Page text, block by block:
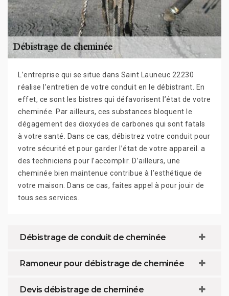
L’entreprise qui se situe dans Saint Launeuc 22230
réalise l’entretien de votre conduit en le débistrant. En
effet, ce sont les bistres qui défavorisent l’état de votre
cheminée. Par ailleurs, ces substances bloquent le
dégagement des dioxydes de carbones qui sont fatals
à votre santé. Dans ce cas, débistrez votre conduit pour
votre sécurité et pour garder l’état de votre appareil. a
des techniciens pour l’accomplir. D’ailleurs, une
cheminée bien maintenue contribue à l’esthétique de
votre maison. Dans ce cas, faites appel à pour jouir de
tous ses services.
Débistrage de conduit de cheminée
Ramoneur pour débistrage de cheminée
Devis débistrage de cheminée